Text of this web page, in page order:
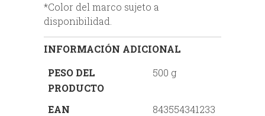
*Color del marco sujeto a
disponibilidad.
INFORMACIÓN ADICIONAL
PESO DEL
PRODUCTO
500 g
EAN 843554341233